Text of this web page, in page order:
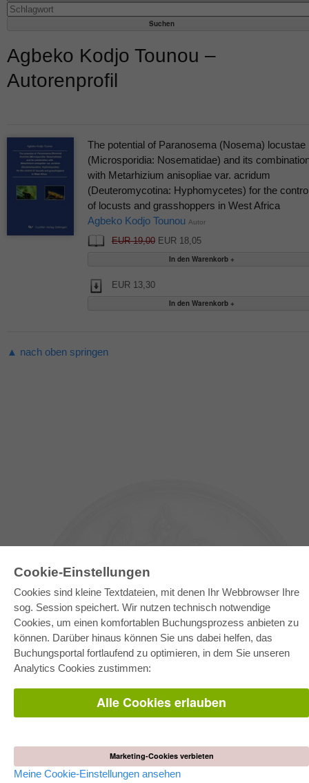
Cookie-Einstellungen
Cookies sind kleine Textdateien, mit denen Ihr Webbrowser Ihre
sog. Session speichert. Wir nutzen technisch notwendige
Cookies, um einen komfortablen Buchungsprozess anbieten zu
können. Darüber hinaus können Sie uns dabei helfen, das
Buchungsportal fortlaufend zu optimieren, in dem Sie unseren
Analytics Cookies zustimmen:
Alle Cookies erlauben
Marketing-Cookies verbieten
Meine Cookie-Einstellungen ansehen
Agbeko Kodjo Tounou –
Autorenprofil
The potential of Paranosema (Nosema) locustae
(Microsporidia: Nosematidae) and its
with Metarhizium anisopliae var. acridum
(Deuteromycotina: Hyphomycetes) for the
of locusts and grasshoppers in West Africa
Agbeko Kodjo Tounou Autor
EUR 19,00EUR 18,05
EUR 13,30
▲ nach oben springen
E-COLLECTION
Gesamtpaket
Fachbereichspakete
Bereitstellung von E-Books
Häufig gestellte Fragen (FAQ)
Alle Autoren
AGB